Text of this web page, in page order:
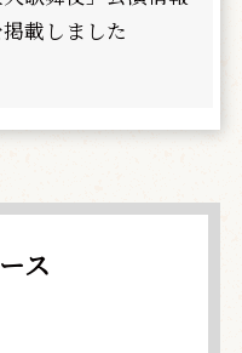
掲載しました
ス